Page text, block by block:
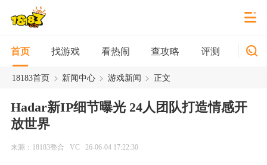
首页 找游戏 看热闹 查攻略 评测 新游
18183首页 > 新闻中心 > 游戏新闻 > 正文
Hadar新IP细节曝光 24人团队打造情感开
放世界
来源：18183整合 VC 26-06-04 17:22:30